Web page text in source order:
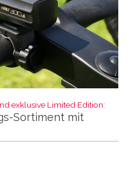
exklusive Limited Edition:
Sortiment mit